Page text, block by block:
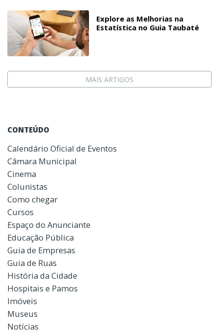
Explore as Melhorias na
Estatística no Guia Taubaté
MAIS ARTIGOS
CONTEÚDO
Calendário Oficial de Eventos
Câmara Municipal
Cinema
Colunistas
Como chegar
Cursos
Espaço do Anunciante
Educação Pública
Guia de Empresas
Guia de Ruas
História da Cidade
Hospitais e Pamos
Imóveis
Museus
Notícias